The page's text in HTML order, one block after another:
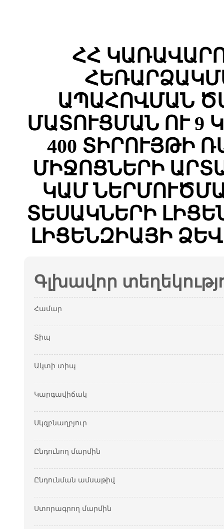
ՀՀ
ԱՊԱՀՈՎՄԱՆ
ՄԱՏՈՒՑՄԱՆ ՈՒ 9
400 ՏԻՐՈՒՅԹԻ
ՄԻՋՈՑՆԵՐԻ
ԿԱՄ
ՏԵՍԱԿՆԵՐԻ
ԼԻՑԵՆԶԻԱՅԻ
Գլխավոր
Համար
Տիպ
Ակտի տիպ
Կարգավիճակ
Սկզբնաղբյուր
Ընդունող մարմին
Ընդունման ամսաթիվ
Ստորագրող մարմին